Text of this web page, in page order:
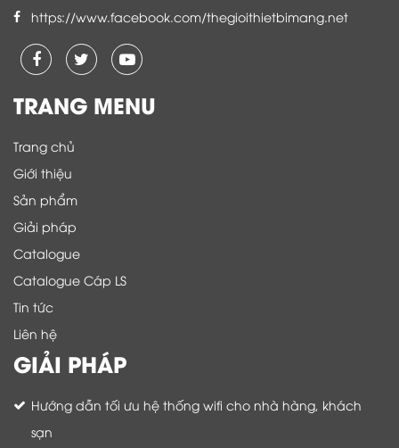
https://www.facebook.com/thegioithietbimang.net
TRANG MENU
Trang chủ
Giới thiệu
Sản phẩm
Giải pháp
Catalogue
Catalogue Cáp LS
Tin tức
Liên hệ
GIẢI PHÁP
Hướng dẫn tối ưu hệ thống wifi cho nhà hàng, khách
sạn